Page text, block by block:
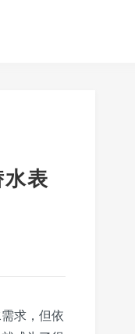
表
求，但依